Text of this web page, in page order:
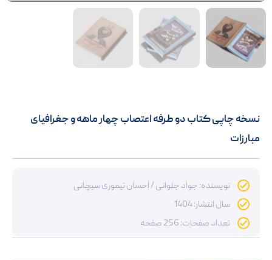
نسخه چاپی کتاب دو طرفه اعتصاب چهار ماهه و جغرافیای
مبارزات
نویسنده: جواد جلوانی / احسان تیموری سیچانی
سال انتشار: 1404
تعداد صفحات: 256 صفحه